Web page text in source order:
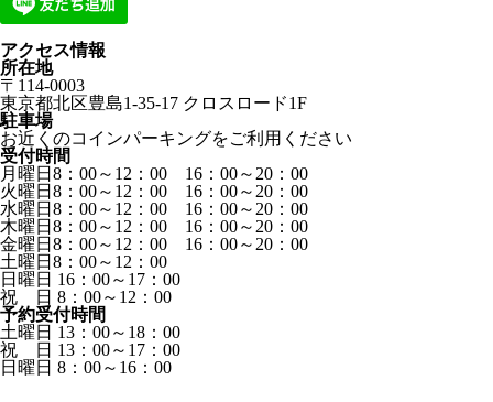
アクセス情報
所在地
〒114-0003
東京都北区豊島1-35-17 クロスロード1F
駐車場
お近くのコインパーキングをご利用ください
受付時間
月曜日8：00～12：00 16：00～20：00
火曜日8：00～12：00 16：00～20：00
水曜日8：00～12：00 16：00～20：00
木曜日8：00～12：00 16：00～20：00
金曜日8：00～12：00 16：00～20：00
土曜日8：00～12：00
日曜日 16：00～17：00
祝 日 8：00～12：00
予約受付時間
土曜日 13：00～18：00
祝 日 13：00～17：00
日曜日 8：00～16：00